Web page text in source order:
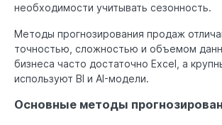
необходимости учитывать сезонность.
Методы прогнозирования продаж
точностью, сложностью и объемом
бизнеса часто достаточно Excel, а
используют BI и AI-модели.
Основные методы